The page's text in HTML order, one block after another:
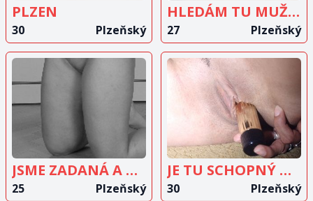
PLZEN
30 Plzeňský
HLEDÁM TU MUŽE CO MÁ RÁD LEHKÉ SM
27 Plzeňský
ZOBRAZIT
INZERÁT
JSME ZADANÁ A HLEDÁM TU MILENCE
25 Plzeňský
ZOBRAZIT
INZERÁT
JE TU SCHOPNÝ NÁHRADNÍK?
30 Plzeňský